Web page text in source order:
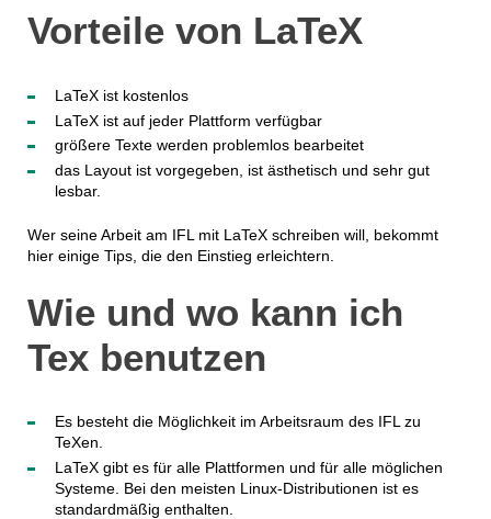
Vorteile von LaTeX
LaTeX ist kostenlos
LaTeX ist auf jeder Plattform verfügbar
größere Texte werden problemlos bearbeitet
das Layout ist vorgegeben, ist ästhetisch und sehr gut
lesbar.
Wer seine Arbeit am IFL mit LaTeX schreiben will, bekommt
hier einige Tips, die den Einstieg erleichtern.
Wie und wo kann ich
Tex benutzen
Es besteht die Möglichkeit im Arbeitsraum des IFL zu
TeXen.
LaTeX gibt es für alle Plattformen und für alle möglichen
Systeme. Bei den meisten Linux-Distributionen ist es
standardmäßig enthalten.